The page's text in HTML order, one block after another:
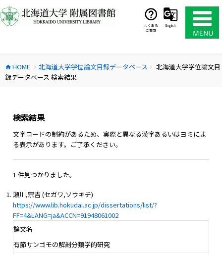
ン
テ
ス
キ
よくある
ご質問
English
home HOME chevron_right 北海道大学学位論文目録データベース chevron_right
北海道大学学位論文目
録データベース 検索結果
検索結果
文字コードの制約があるため、実際と異なる漢字あるいはヨミによ
る表示があります。ご了承ください。
1 件見つかりました。
瀬川,宗吉 (セガワ,ソウキチ)
https://www.lib.hokudai.ac.jp/dissertations/list/?
FF=4&LANG=ja&ACCN=91948061002
論文名
有節サンゴモの解剖分類学的研究